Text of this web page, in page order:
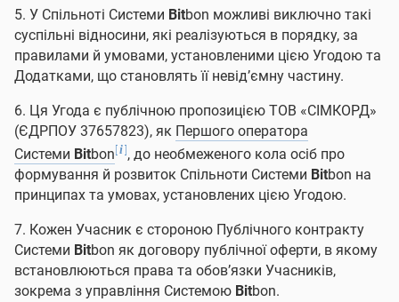
5. У Спільноті Системи Bitbon можливі виключно такі
суспільні відносини, які реалізуються в порядку, за
правилами й умовами, установленими цією Угодою та
Додатками, що становлять її невід’ємну частину.
6. Ця Угода є публічною пропозицією ТОВ «СІМКОРД»
(ЄДРПОУ 37657823), як Першого оператора
Системи Bitbon[i], до необмеженого кола осіб про
формування й розвиток Спільноти Системи Bitbon на
принципах та умовах, установлених цією Угодою.
7. Кожен Учасник є стороною Публічного контракту
Системи Bitbon як договору публічної оферти, в якому
встановлюються права та обов’язки Учасників,
зокрема з управління Системою Bitbon.